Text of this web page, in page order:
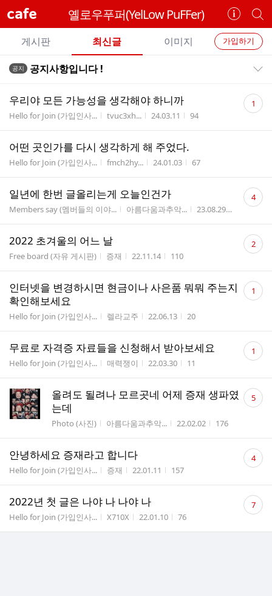
cafe 옐로우푸퍼(YelLow PuFFer)
카
페
정
보
개
별
카
페
검
카
페
메
뉴
가입하기
게시판 최신글 이미지
전
글
트
공지 공지사항입니다 !
우리야 모든 가능성을 생각해야 하니까
게시판명
Hello for Join (가입인사... 작성자
tvuc3xh... 작성시간
24.03.11 조회수
94
댓
글 1
어떤 곳인가를 다시 생각하게 해 주었다.
게시판명
Hello for Join (가입인사... 작성자
fmch2hy... 작성시간
24.01.03 조회수
67
일년에 한번 글올리는게 오늘인건가
게시판명
Members say (멤버들의 이야... 작성자
아름다움과추악... 작성시간
23.08.29 조회수
댓
글 4
2022 초겨울의 어느 날
게시판명
Free board (자유 게시판) 작성자
증재 작성시간
22.11.14 조회수
110
댓
글 2
인터넷을 변경하시면 현금이나 사은품 뭐뭐 주는지
확인해보세요
게시판명
Hello for Join (가입인사... 작성자
렐라교주 작성시간
22.06.13 조회수
20
댓
글 1
무료로 자격증 자료들을 신청해서 받아보세요
게시판명
Hello for Join (가입인사... 작성자
매력쟁이 작성시간
22.03.30 조회수
11
댓
글 1
올려도 될려나 모르곳네 어제 증재 생파였
는데
게시판명
Photo (사진) 작성자
아름다움과추악... 작성시간
22.02.02 조회수
176
댓
글 5
안녕하세요 증재라고 합니다
게시판명
Hello for Join (가입인사... 작성자
증재 작성시간
22.01.11 조회수
157
댓
글 4
2022년 첫 글은 나야 나 나야 나
게시판명
Hello for Join (가입인사... 작성자
X710X 작성시간
22.01.10 조회수
76
댓
글 7